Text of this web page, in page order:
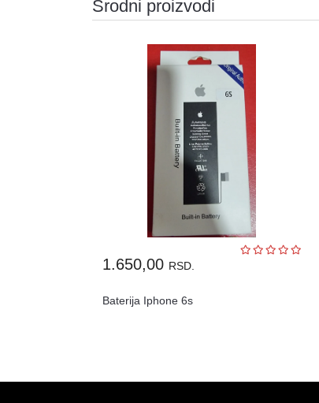
Srodni proizvodi
1.650,00 RSD.
Baterija Iphone 6s